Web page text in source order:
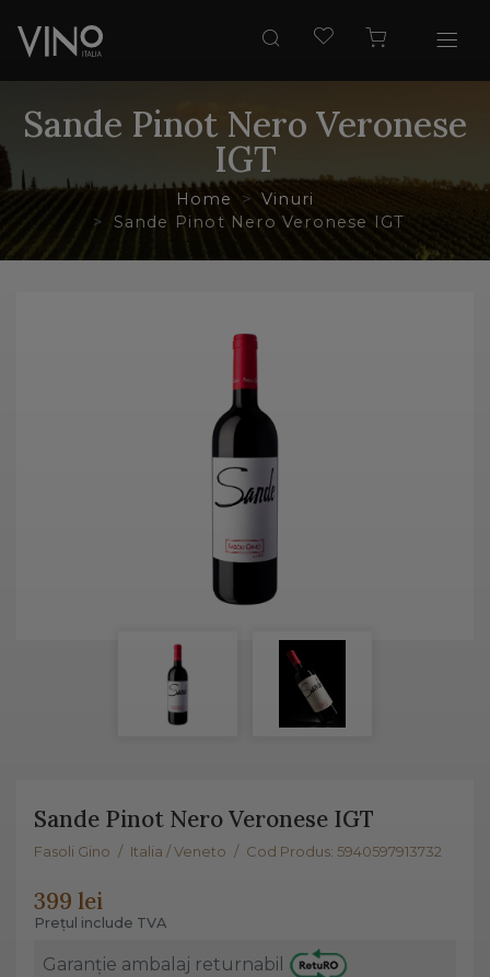
Sande Pinot Nero Veronese
IGT
Home
Vinuri
Sande Pinot Nero Veronese IGT
Sande Pinot Nero Veronese IGT
Fasoli Gino / Italia / Veneto / Cod Produs: 5940597913732
399 lei
Prețul include TVA
Garanție ambalaj returnabil